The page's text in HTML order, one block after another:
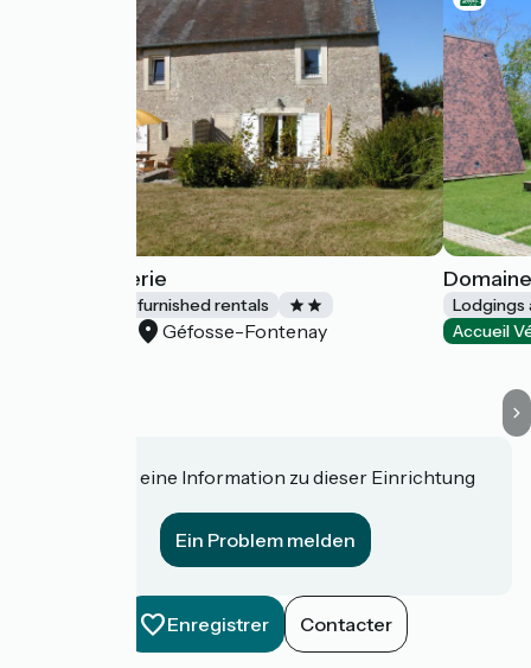
La Boulangerie
Lodgings and furnished rentals
Géfosse-Fontenay
Lodgings
Accueil
Haben Sie eine Information zu dieser Einrichtung
Ein Problem melden
Enregistrer Contacter